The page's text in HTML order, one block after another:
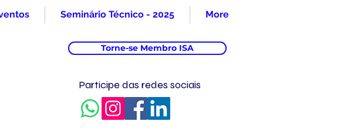
Seminário Técnico - 2025 More
Torne-se Membro ISA
Participe das redes sociais